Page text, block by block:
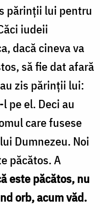
părinții lui pentru
iudeii
dacă cineva va
să fie dat afară
zis părinții lui:
pe el. Deci au
care fusese
Dumnezeu. Noi
păcătos. A
este păcătos, nu
orb, acum văd.